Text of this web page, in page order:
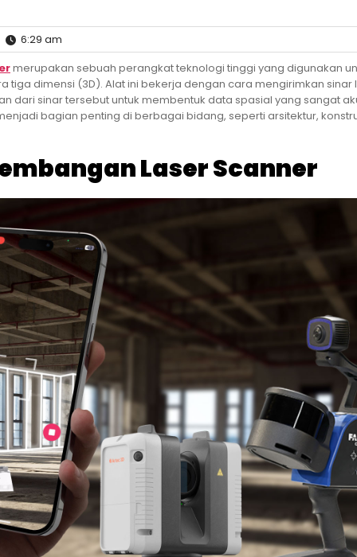
6:29 am
merupakan sebuah perangkat teknologi tinggi yang digunakan
dimensi (3D). Alat ini bekerja dengan cara mengirimkan sinar
dari sinar tersebut untuk membentuk data spasial yang sangat
bagian penting di berbagai bidang, seperti arsitektur,
Laser Scanner